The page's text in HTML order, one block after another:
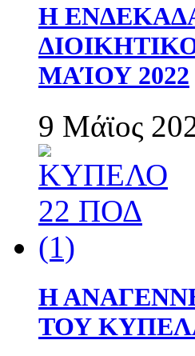
Η
ΜΑΊΟΥ 2022
9 Μάϊος
Η
ΤΟΥ